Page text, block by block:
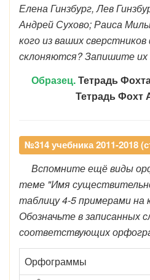
Елена Гинзбург, Лев
Андрей Сухово; Раиса
кого из ваших
склоняются? Запишите
Образец.Тетрадь
Тетрадь Фохт
№314 учебника 2011-2018
Вспомните ещё виды
теме "Имя
таблицу 4-5 примерами на
Обозначьте в записанных
соответствующих
Орфограммы